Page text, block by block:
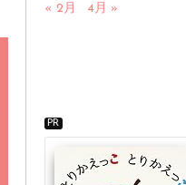
« 2月
4月 »
PR